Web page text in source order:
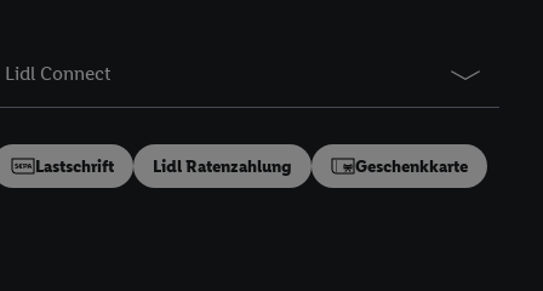
Lidl Connect
Lastschrift Lidl Ratenzahlung Geschenkkarte
generell zu
(nur für
Utiq.
sämtlicher
Ihre Einwilligung
gilt auch für die
für Werbung und